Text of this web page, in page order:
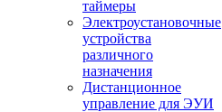
таймеры
Электроустановочные
устройства
различного
назначения
Дистанционное
управление для ЭУИ